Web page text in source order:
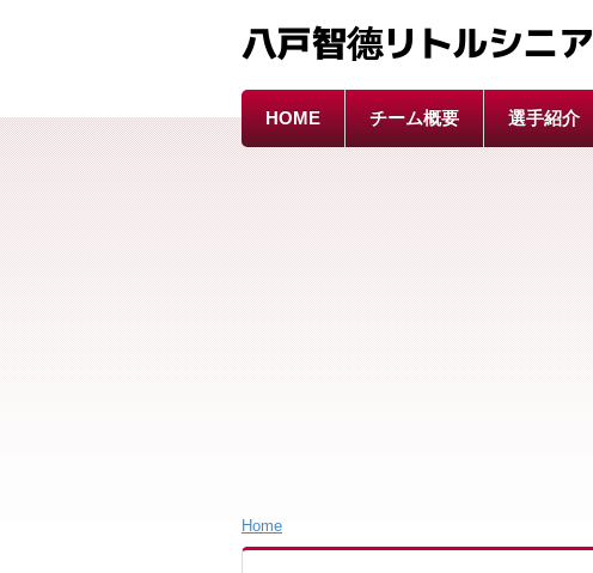
八戸智德リトルシニア
HOME チーム概要 選手紹介
Home